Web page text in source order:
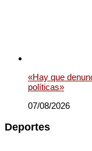
«Hay que
políticas»
07/08/2026
Deportes